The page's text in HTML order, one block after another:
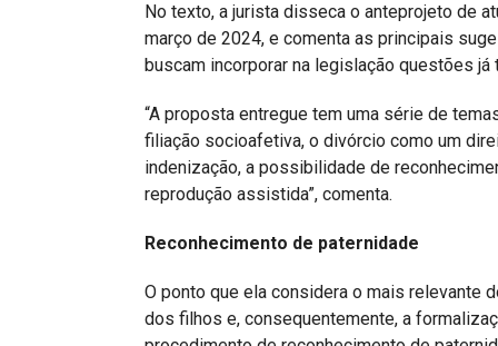
No texto, a jurista disseca o anteprojeto de
março de 2024, e comenta as principais
buscam incorporar na legislação questões já
“A proposta entregue tem uma série de
filiação socioafetiva, o divórcio como um
indenização, a possibilidade de
reprodução assistida”, comenta.
Reconhecimento de paternidade
O ponto que ela considera o mais relevante
dos filhos e, consequentemente, a